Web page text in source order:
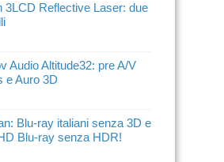
3LCD Reflective Laser: due
Audio Altitude32: pre A/V
e Auro 3D
Blu-ray italiani senza 3D e
Blu-ray senza HDR!